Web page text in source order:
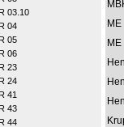
03.10
04
05
06
23
24
41
43
44
ME
ME